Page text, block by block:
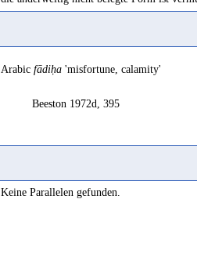
Arabic fādiḥa 'misfortune, calamity'
Beeston 1972d, 395
Keine Parallelen gefunden.